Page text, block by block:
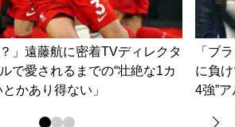
」遠藤航に密着TVディレクタ
で愛されるまでの“壮絶な1カ
かあり得ない」
「ブ
に負
4強”